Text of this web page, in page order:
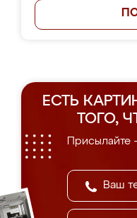
ЕСТЬ
ТОГО,